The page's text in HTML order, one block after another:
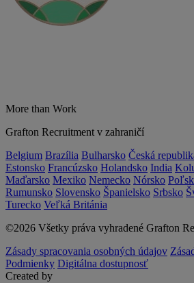
More than Work
Grafton Recruitment v zahraničí
Belgium Brazília Bulharsko Česká
Estonsko Francúzsko Holandsko India
Maďarsko Mexiko Nemecko Nórsko
Rumunsko Slovensko Španielsko Srbsko
Turecko Veľká Británia
©2026 Všetky práva vyhradené Grafton
Zásady spracovania osobných údajov
Podmienky Digitálna dostupnosť
Created by